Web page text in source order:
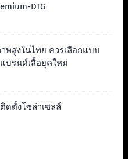
DTG
พสูงในไทย ควรเลือกแบบ
บรนด์เสื้อยุคใหม่
ตั้งโซล่าเซลล์